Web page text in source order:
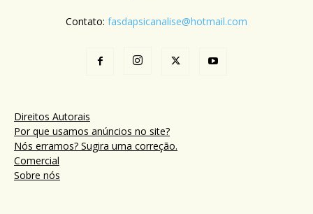
Contato: fasdapsicanalise@hotmail.com
Direitos Autorais
Por que usamos anúncios no site?
Nós erramos? Sugira uma correção.
Comercial
Sobre nós